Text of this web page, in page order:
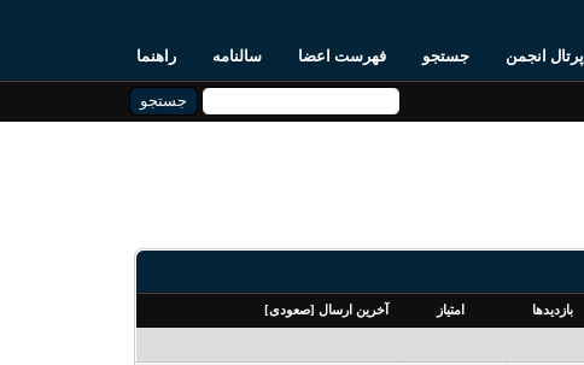
پرتال انجمن جستجو فهرست اعضا سالنامه راهنما
بازدید‌ها امتیاز آخرین ارسال [صعودی]